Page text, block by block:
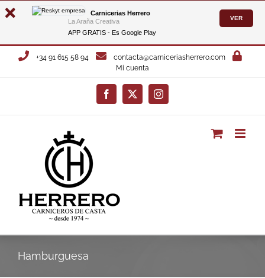
Carnicerias Herrero
La Araña Creativa
APP GRATIS - Es Google Play
VER
Saltar
+34 91 615 58 94
contacta@carniceriasherrero.com
Mi cuenta
Facebook
X Instagram
Hamburguesa